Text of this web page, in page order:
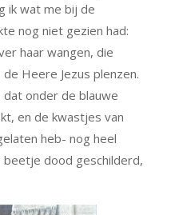
ik wat me bij de
nog niet gezien had:
haar wangen, die
Heere Jezus plenzen.
onder de blauwe
en de kwastjes van
heb- nog heel
dood geschilderd,